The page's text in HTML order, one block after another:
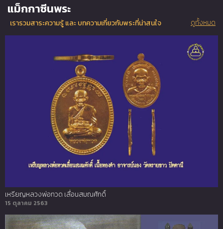
แม็กกาซีนพระ
เรารวมสาระความรู้ และ บทความเกี่ยวกับพระที่น่าสนใจ
เหรียญหลวงพ่อทวด เลื่อนสมณศักดิ์
15 ตุลาคม 2563
ดูทั้งหมด